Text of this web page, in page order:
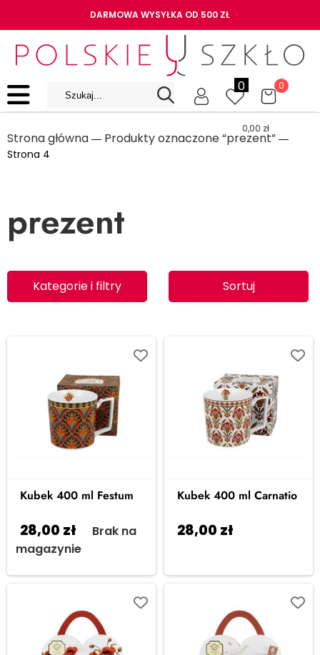
DARMOWA WYSYŁKA OD 500 ZŁ
0 0
0,00 zł
Strona główna ― Produkty oznaczone “prezent” ―
Strona 4
prezent
Kategorie i filtry Sortuj
Kubek 400 ml Festum
28,00 zł
Brak na
magazynie
Kubek 400 ml Carnatio
28,00 zł